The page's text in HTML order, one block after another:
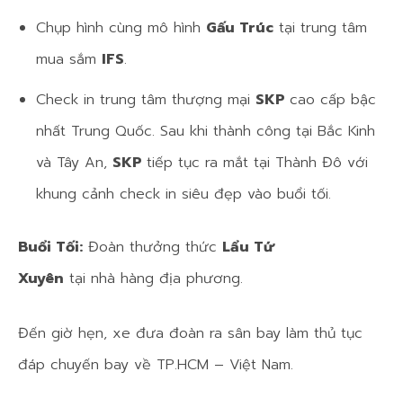
Chụp hình cùng mô hình Gấu Trúc tại trung tâm
mua sắm IFS.
Check in trung tâm thượng mại SKP cao cấp bậc
nhất Trung Quốc. Sau khi thành công tại Bắc Kinh
và Tây An, SKP tiếp tục ra mắt tại Thành Đô với
khung cảnh check in siêu đẹp vào buổi tối.
Buổi Tối: Đoàn thưởng thức Lẩu Tứ
Xuyên tại nhà hàng địa phương.
Đến giờ hẹn, xe đưa đoàn ra sân bay làm thủ tục
đáp chuyến bay về TP.HCM – Việt Nam.